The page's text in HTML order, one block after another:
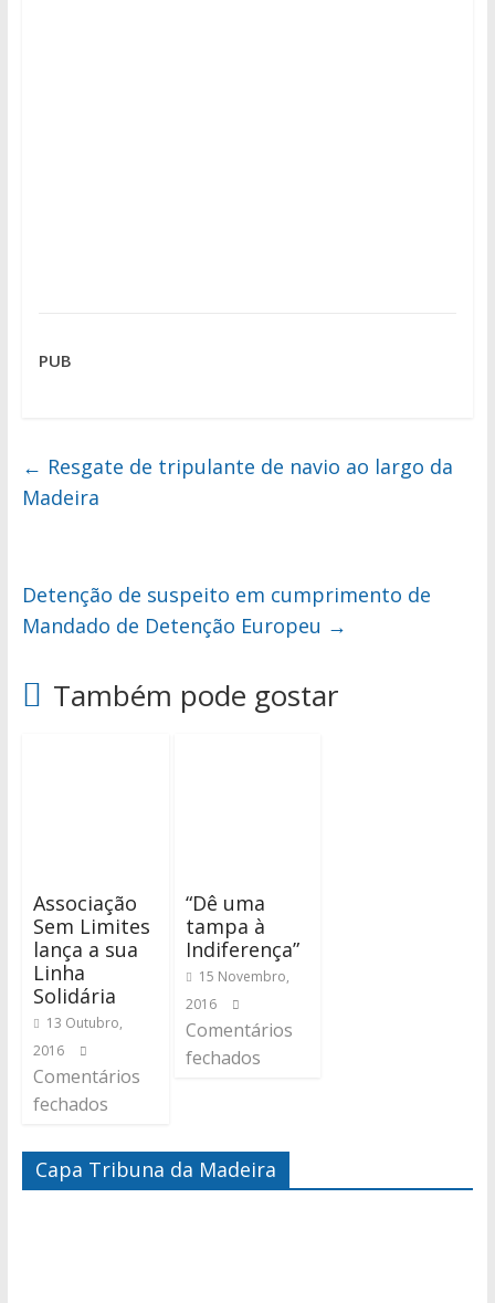
PUB
← Resgate de tripulante de navio ao largo da
Madeira
Detenção de suspeito em cumprimento de
Mandado de Detenção Europeu →
Também pode gostar
Associação
Sem Limites
lança a sua
Linha
Solidária
13 Outubro,
2016
Comentários
fechados
“Dê uma
tampa à
Indiferença”
15 Novembro,
2016
Comentários
fechados
Capa Tribuna da Madeira